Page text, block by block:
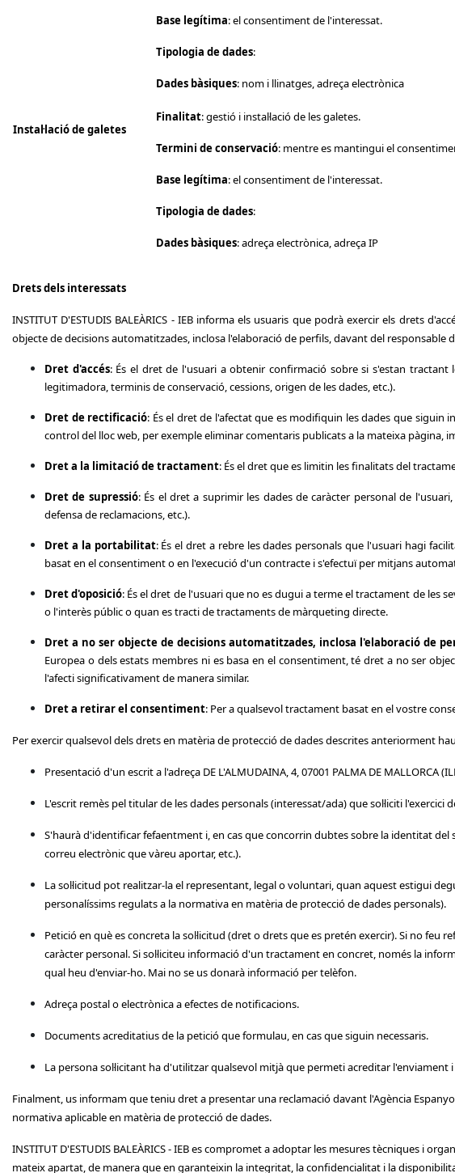
Base legítima: el consentiment de l'interessat.
Tipologia de dades:
Dades bàsiques: nom i llinatges, adreça electrònica
Instal·laciódegaletes
Finalitat: gestió i instal·lació de lesgaletes.
Termini de conservació: mentre es mantingui el
Base legítima: el consentiment de l'interessat.
Tipologia de dades:
Dades bàsiques: adreça electrònica, adreça IP
Drets dels interessats
INSTITUT D'ESTUDIS BALEÀRICS - IEB informa els usuaris que podrà exercir els drets
objecte de decisions automatitzades, inclosa l'elaboració de perfils, davant del
Dret d'accés: És el dret de l'usuari a obtenir confirmació sobre si s'estan
legitimadora, terminis de conservació, cessions, origen de les dades, etc.).
Dret de rectificació: És el dret de l'afectat que es modifiquin les dades que siguin
control del lloc web, per exemple eliminar comentaris publicats a la mateixa
Dret a la limitació de tractament: És el dret que es limitin les finalitats del
Dret de supressió: És el dret a suprimir les dades de caràcter personal de
defensa de reclamacions, etc.).
Dret a la portabilitat: És el dret a rebre les dades personals que l'usuari hagi
basat en el consentiment o en l'execució d'un contracte i s'efectuï per mitjans
Dret d'oposició: És el dret de l'usuari que no es dugui a terme el tractament de les
o l'interès públic o quan es tracti de tractaments de màrqueting directe.
Dret a no ser objecte de decisions automatitzades, inclosa l'elaboració de
Europea o dels estats membres ni es basa en el consentiment, té dret a no ser
l'afecti significativament de manera similar.
Dret a retirar el consentiment: Per a qualsevol tractament basat en el vostre
Per exercir qualsevol dels drets en matèria de protecció de dades descrites anteriorment
Presentació d'un escrit a l'adreça DE L'ALMUDAINA, 4, 07001 PALMA DE MALLORCA
L'escrit remès pel titular de les dades personals (interessat/ada) que sol·liciti
S'haurà d'identificar fefaentment i, en cas que concorrin dubtes sobre la identitat del
correu electrònic que vàreu aportar, etc.).
La sol·licitud pot realitzar-la el representant, legal o voluntari, quan aquest estigui
personalíssims regulats a la normativa en matèria de protecció de dades personals).
Petició en què es concreta la sol·licitud (dret o drets que es pretén exercir). Si no
caràcter personal. Si sol·liciteu informació d'un tractament en concret, només la
qual heu d'enviar-ho. Mai no se us donarà informació per telèfon.
Adreça postal o electrònica a efectes de notificacions.
Documents acreditatius de la petició que formulau, en cas que siguin necessaris.
La persona sol·licitant ha d'utilitzar qualsevol mitjà que permeti acreditar l'enviament i
Finalment, us informam que teniu dret a presentar una reclamació davant l'Agència
normativa aplicable en matèria de protecció de dades.
INSTITUT D'ESTUDIS BALEÀRICS - IEB es compromet a adoptar les mesures tècniques i
mateix apartat, de manera que en garanteixin la integritat, la confidencialitat i la